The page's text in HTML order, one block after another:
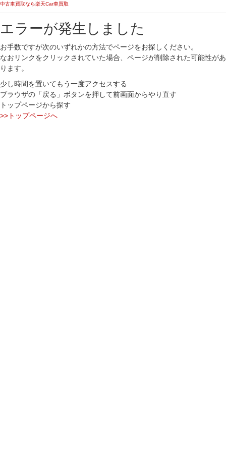
中古車買取なら楽天Car車買取
エラーが発生しました
お手数ですが次のいずれかの方法でページをお探しください。
なおリンクをクリックされていた場合、ページが削除された可能性があ
ります。
少し時間を置いてもう一度アクセスする
ブラウザの「戻る」ボタンを押して前画面からやり直す
トップページから探す
>>トップページへ